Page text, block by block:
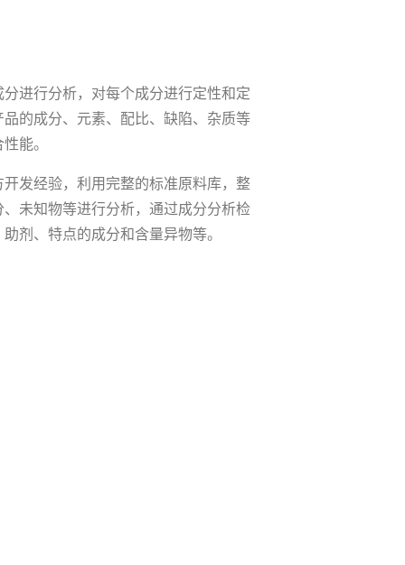
进行分析，对每个成分进行定性和定
的成分、元素、配比、缺陷、杂质等
能。
发经验，利用完整的标准原料库，整
未知物等进行分析，通过成分分析检
剂、特点的成分和含量异物等。